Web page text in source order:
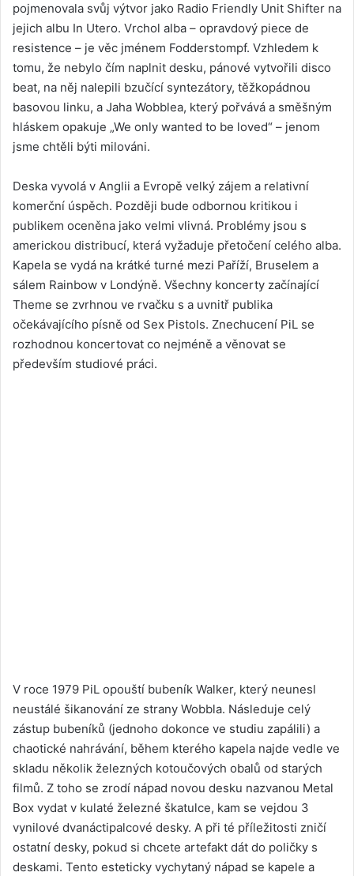
pojmenovala svůj výtvor jako Radio Friendly Unit Shifter na
jejich albu In Utero. Vrchol alba – opravdový piece de
resistence – je věc jménem Fodderstompf. Vzhledem k
tomu, že nebylo čím naplnit desku, pánové vytvořili disco
beat, na něj nalepili bzučící syntezátory, těžkopádnou
basovou linku, a Jaha Wobblea, který pořvává a směšným
hláskem opakuje „We only wanted to be loved“ – jenom
jsme chtěli býti milováni.
Deska vyvolá v Anglii a Evropě velký zájem a relativní
komerční úspěch. Později bude odbornou kritikou i
publikem oceněna jako velmi vlivná. Problémy jsou s
americkou distribucí, která vyžaduje přetočení celého alba.
Kapela se vydá na krátké turné mezi Paříží, Bruselem a
sálem Rainbow v Londýně. Všechny koncerty začínající
Theme se zvrhnou ve rvačku s a uvnitř publika
očekávajícího písně od Sex Pistols. Znechucení PiL se
rozhodnou koncertovat co nejméně a věnovat se
především studiové práci.
V roce 1979 PiL opouští bubeník Walker, který neunesl
neustálé šikanování ze strany Wobbla. Následuje celý
zástup bubeníků (jednoho dokonce ve studiu zapálili) a
chaotické nahrávání, během kterého kapela najde vedle ve
skladu několik železných kotoučových obalů od starých
filmů. Z toho se zrodí nápad novou desku nazvanou Metal
Box vydat v kulaté železné škatulce, kam se vejdou 3
vynilové dvanáctipalcové desky. A při té příležitosti zničí
ostatní desky, pokud si chcete artefakt dát do poličky s
deskami. Tento esteticky vychytaný nápad se kapele a